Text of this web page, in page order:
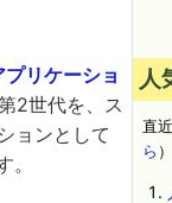
リケーショ
2世代を、ス
ョンとして
人
直
ら ）